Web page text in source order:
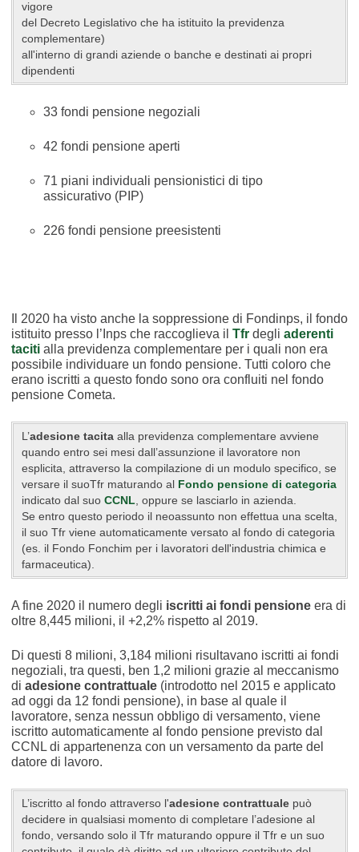
vigore
del Decreto Legislativo che ha istituito la previdenza
complementare)
all'interno di grandi aziende o banche e destinati ai propri
dipendenti
33 fondi pensione negoziali
42 fondi pensione aperti
71 piani individuali pensionistici di tipo
assicurativo (PIP)
226 fondi pensione preesistenti
Il 2020 ha visto anche la soppressione di Fondinps, il fondo
istituito presso l’Inps che raccoglieva il Tfrdegli aderenti
tacitialla previdenza complementare per i quali non era
possibile individuare un fondo pensione. Tutti coloro che
erano iscritti a questo fondo sono ora confluiti nel fondo
pensione Cometa.
L’adesione tacitaalla previdenza complementare avviene
quando entro sei mesi dall’assunzione il lavoratore non
esplicita, attraverso la compilazione di un modulo specifico, se
versare il suoTfr maturando al Fondo pensione di categoria
indicato dal suo CCNL , oppure se lasciarlo in azienda.
Se entro questo periodo il neoassunto non effettua una scelta,
il suo Tfr viene automaticamente versato al fondo di categoria
(es. il Fondo Fonchim per i lavoratori dell'industria chimica e
farmaceutica).
A fine 2020 il numero degli iscritti ai fondi pensioneera di
oltre 8,445 milioni, il +2,2% rispetto al 2019.
Di questi 8 milioni, 3,184 milioni risultavano iscritti ai fondi
negoziali, tra questi, ben 1,2 milioni grazie al meccanismo
di adesione contrattuale(introdotto nel 2015 e applicato
ad oggi da 12 fondi pensione), in base al quale il
lavoratore, senza nessun obbligo di versamento, viene
iscritto automaticamente al fondo pensione previsto dal
CCNL di appartenenza con un versamento da parte del
datore di lavoro.
L’iscritto al fondo attraverso l'adesione contrattualepuò
decidere in qualsiasi momento di completare l’adesione al
fondo, versando solo il Tfr maturando oppure il Tfr e un suo